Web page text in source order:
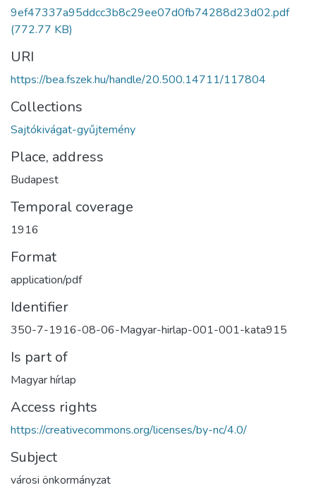
9ef47337a95ddcc3b8c29ee07d0fb74288d23d02.pdf
(772.77 KB)
URI
https://bea.fszek.hu/handle/20.500.14711/117804
Collections
Sajtókivágat-gyűjtemény
Place, address
Budapest
Temporal coverage
1916
Format
application/pdf
Identifier
350-7-1916-08-06-Magyar-hirlap-001-001-kata915
Is part of
Magyar hírlap
Access rights
https://creativecommons.org/licenses/by-nc/4.0/
Subject
városi önkormányzat